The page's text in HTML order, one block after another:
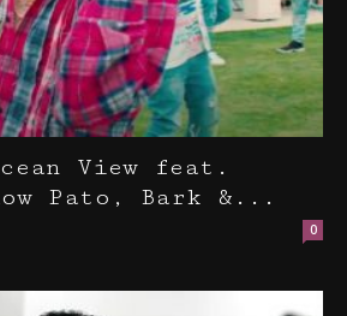
View feat.
Pato, Bark &...
0